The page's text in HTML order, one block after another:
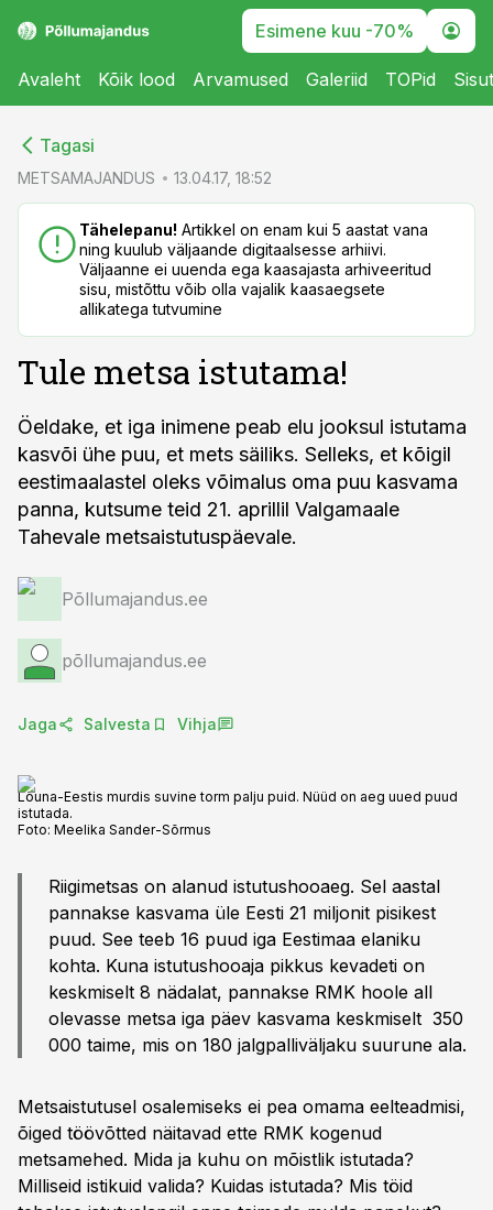
Esimene kuu -70%
Avaleht Kõik lood Arvamused Galeriid TOPid
Tagasi
METSAMAJANDUS 13.04.17, 18:52
Tähelepanu! Artikkel on enam kui 5 aastat vana
ning kuulub väljaande digitaalsesse arhiivi.
Väljaanne ei uuenda ega kaasajasta arhiveeritud
sisu, mistõttu võib olla vajalik kaasaegsete
allikatega tutvumine
Tule metsa istutama!
Öeldake, et iga inimene peab elu jooksul istutama
kasvõi ühe puu, et mets säiliks. Selleks, et kõigil
eestimaalastel oleks võimalus oma puu kasvama
panna, kutsume teid 21. aprillil Valgamaale
Tahevale metsaistutuspäevale.
Põllumajandus.ee
põllumajandus.ee
Jaga Salvesta Vihja
Lõuna-Eestis murdis suvine torm palju puid. Nüüd on aeg uued puud
istutada.
Foto: Meelika Sander-Sõrmus
Riigimetsas on alanud istutushooaeg. Sel aastal
pannakse kasvama üle Eesti 21 miljonit pisikest
puud. See teeb 16 puud iga Eestimaa elaniku
kohta. Kuna istutushooaja pikkus kevadeti on
keskmiselt 8 nädalat, pannakse RMK hoole all
olevasse metsa iga päev kasvama keskmiselt 350
000 taime, mis on 180 jalgpalliväljaku suurune ala.
Metsaistutusel osalemiseks ei pea omama eelteadmisi,
õiged töövõtted näitavad ette RMK kogenud
metsamehed. Mida ja kuhu on mõistlik istutada?
Milliseid istikuid valida? Kuidas istutada? Mis töid